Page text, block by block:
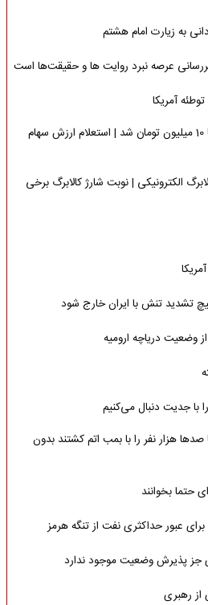
به زیارت امام هشتم
عرصه نبرد روایت ها و حقیقت‌ها است
آمریکا
ارزش سهام عدالت این برگه ها 10 میلیون تومان شد | استعلام ارزش سهام
الکترونیکی | نوبت شارژ کالابرگ برخی
تشدید تنش با ایران خارج شود
وضعیت دریاچه ارومیه
با جدیت دنبال می‌کنیم
هزار نفر را با بمب اتم کشتند بدون
حتما بخوانند
عبور حداکثری نفت از تنگه هرمز
جز پذیرش وضعیت موجود ندارد
از رهبری